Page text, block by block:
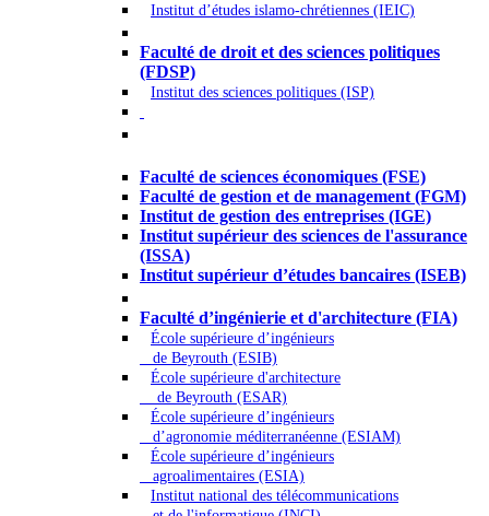
Institut d’études islamo-chrétiennes (IEIC)
Faculté de droit et des sciences politiques
(FDSP)
Institut des sciences politiques (ISP)
Faculté de sciences économiques (FSE)
Faculté de gestion et de management (FGM)
Institut de gestion des entreprises (IGE)
Institut supérieur des sciences de l'assurance
(ISSA)
Institut supérieur d’études bancaires (ISEB)
Faculté d’ingénierie et d'architecture (FIA)
École supérieure d’ingénieurs
de Beyrouth (ESIB)
École supérieure d'architecture
de Beyrouth (ESAR)
École supérieure d’ingénieurs
d’agronomie méditerranéenne (ESIAM)
École supérieure d’ingénieurs
agroalimentaires (ESIA)
Institut national des télécommunications